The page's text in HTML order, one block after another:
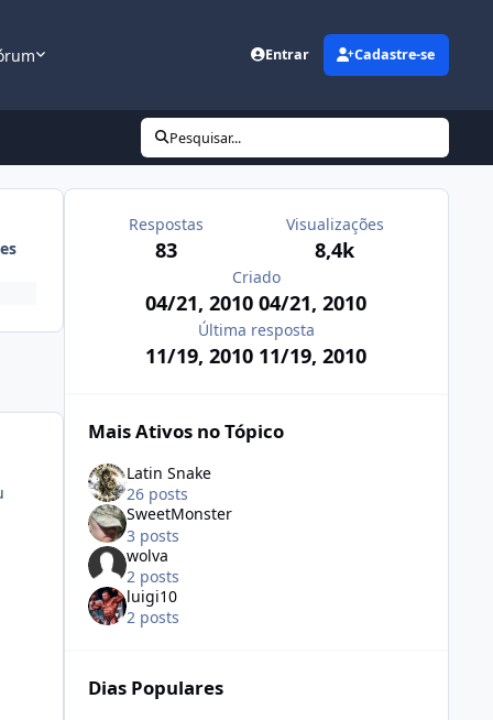
Entrar Cadastre-se
Pesquisar...
Respostas
83
Visualizações
8,4k
Criado
04/21, 201004/21, 2010
Última resposta
11/19, 2010 11/19, 2010
Mais Ativos no Tópico
Latin Snake
26 posts
SweetMonster
3 posts
wolva
2 posts
luigi10
2 posts
Dias Populares